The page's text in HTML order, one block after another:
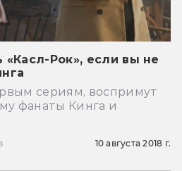
«Касл-Рок», если вы не
сериям, воспримут
фанаты Кинга и
10 августа 2018 г.